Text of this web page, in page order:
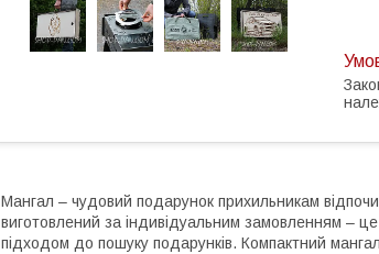
Мангал – чудовий подарунок прихильникам
виготовлений за індивідуальним замовленням –
підходом до пошуку подарунків. Компактний